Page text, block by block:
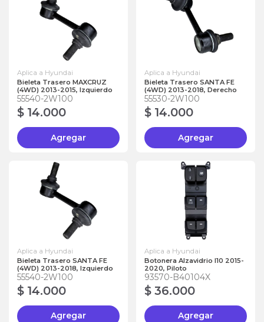
Aplica a Hyundai
Bieleta Trasero MAXCRUZ
(4WD) 2013-2015, Izquierdo
55540-2W100
$ 14.000
Agregar
Aplica a Hyundai
Bieleta Trasero SANTA FE
(4WD) 2013-2018, Derecho
55530-2W100
$ 14.000
Agregar
Aplica a Hyundai
Bieleta Trasero SANTA FE
(4WD) 2013-2018, Izquierdo
55540-2W100
$ 14.000
Agregar
Aplica a Hyundai
Botonera Alzavidrio I10 2015-
2020, Piloto
93570-B40104X
$ 36.000
Agregar